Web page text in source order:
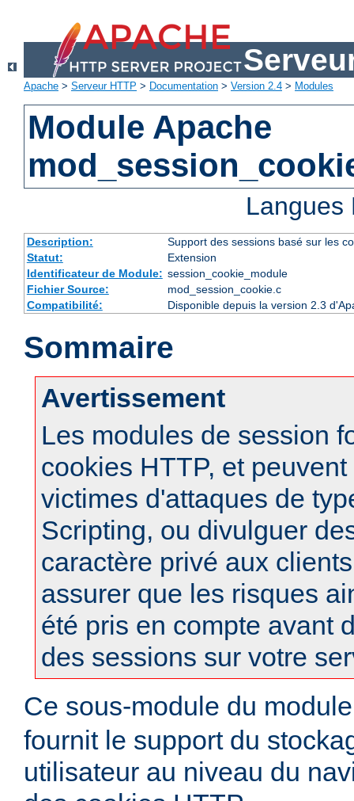
Apache > Serveur HTTP > Documentation > Version 2.4 > Modules
Module Apache
Description:
Support des sessions basé sur les
Statut:
Extension
Identificateur de Module: session_cookie_module
Fichier Source:
mod_session_cookie.c
Compatibilité:
Disponible depuis la version 2.3
Sommaire
Avertissement
Les modules de session
cookies HTTP, et
victimes d'attaques de
Scripting, ou divulguer
caractère privé aux
assurer que les risques
été pris en compte avant
des sessions sur votre
Ce sous-module du
fournit le support du
utilisateur au niveau du